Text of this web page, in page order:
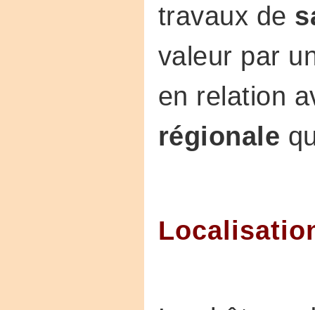
travaux de
valeur par
en relation
régionale